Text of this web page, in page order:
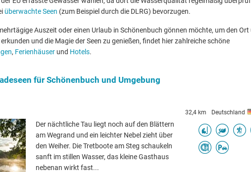
überwachte Seen (zum Beispiel durch die DLRG) bevorzugen.
Auszeit oder einen Urlaub in Schönenbuch gönnen möchte, um den Ort
und die Magie der Seen zu genießen, findet hier zahlreiche schöne
, Ferienhäuser und Hotels.
für Schönenbuch und Umgebung
32,4 km Deutschland
Der nächtliche Tau liegt noch auf den Blättern
am Wegrand und ein leichter Nebel zieht über
den Weiher. Die Tretboote am Steg schaukeln
sanft im stillen Wasser, das kleine Gasthaus
nebenan wirkt fast...